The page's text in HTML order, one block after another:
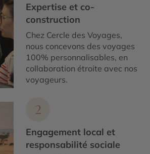
Expertise et co-
construction
Chez Cercle des Voyages,
nous concevons des voyages
100% personnalisables, en
collaboration étroite avec nos
voyageurs.
2
Engagement local et
responsabilité sociale